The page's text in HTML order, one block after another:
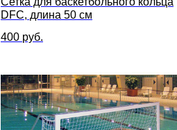
DFC, длина 50 см
400 руб.